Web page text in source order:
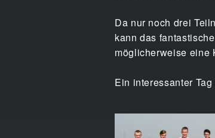
Da nur noch drei
kann das
möglicherweise eine
Ein interessanter